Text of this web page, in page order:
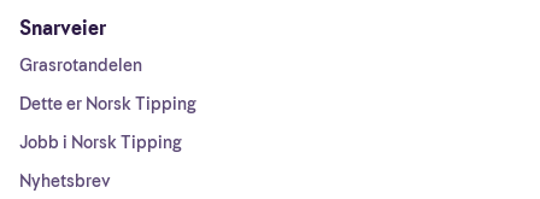
Snarveier
Grasrotandelen
Dette er Norsk Tipping
Jobb i Norsk Tipping
Nyhetsbrev